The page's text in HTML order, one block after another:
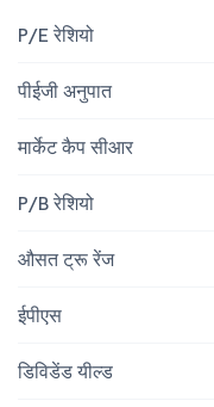
P/E रेशियो
पीईजी अनुपात
मार्केट कैप सीआर
P/B रेशियो
औसत ट्रू रेंज
ईपीएस
डिविडेंड यील्ड